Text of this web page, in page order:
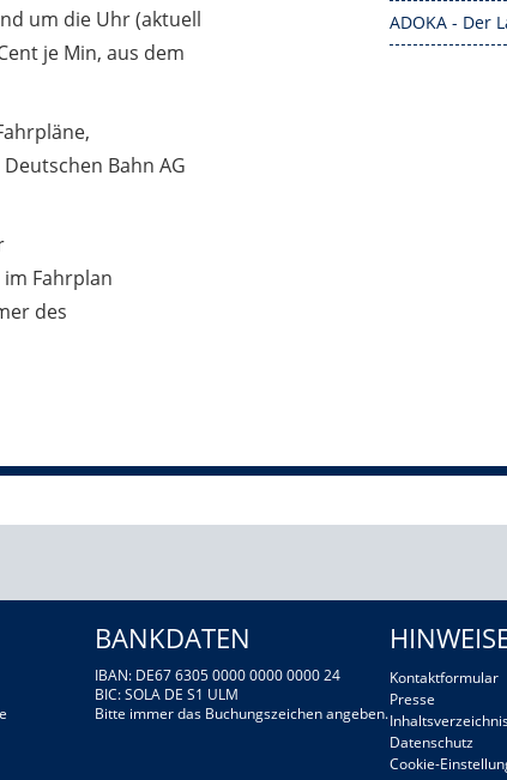
um die Uhr (aktuell
je Min, aus dem
Bahn AG
Fahrplan
des
ADOKA - Der
BANKDATEN
IBAN: DE67 6305 0000 0000 0000 24
BIC: SOLA DE S1 ULM
Bitte immer das Buchungszeichen angeben.
Kontaktformular
Presse
Datenschutz
Cookie-